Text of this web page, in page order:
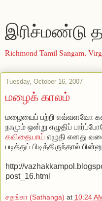
இரிச்மண்டு
Richmond Tamil Sangam,
Tuesday, October 16, 2007
மழைக் காலம்
மழையைப் பற்றி எவ்வளவோ
நாமும் ஒன்று எழுதிப்
கவிதையாய் எழுதி எனது
படித்துப் பிடித்திருந்தால்
http://
post_16.html
சதங்கா (Sathanga) at 10:24